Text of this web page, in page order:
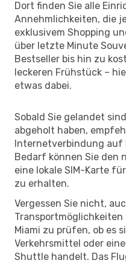
Dort finden Sie alle
Annehmlichkeiten, die
exklusivem Shopping
über letzte Minute
Bestseller bis hin zu
leckeren Frühstück –
etwas dabei.
Sobald Sie gelandet
abgeholt haben,
Internetverbindung auf
Bedarf können Sie den
eine lokale SIM-Karte
zu erhalten.
Vergessen Sie nicht,
Miami zu prüfen, ob es
Verkehrsmittel oder
Shuttle handelt. Das